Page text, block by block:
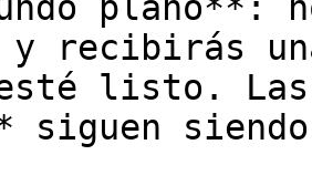
y recibirás
listo. Las
siguen